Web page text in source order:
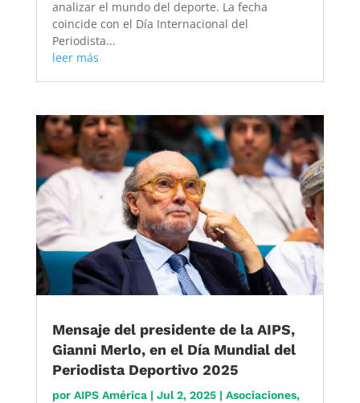
analizar el mundo del deporte. La fecha
coincide con el Día Internacional del
Periodista...
leer más
Mensaje del presidente de la AIPS,
Gianni Merlo, en el Día Mundial del
Periodista Deportivo 2025
por AIPS América| Jul 2, 2025| Asociaciones,